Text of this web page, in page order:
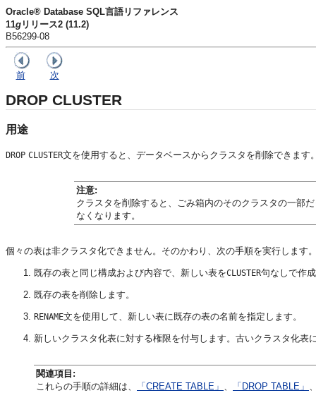
Oracle® Database SQL言語リファレンス
11g リリース2 (11.2)
B56299-08
前 次
DROP CLUSTER
用途
DROP CLUSTER文を使用すると、データベースからクラスタを削除できます
注意:
クラスタを削除すると、ごみ箱内のそのクラスタの一部
なくなります。
個々の表は非クラスタ化できません。そのかわり、次の手順を実行します
既存の表と同じ構成および内容で、新しい表をCLUSTER句なしで作
既存の表を削除します。
RENAME文を使用して、新しい表に既存の表の名前を指定します。
新しいクラスタ化表に対する権限を付与します。古いクラスタ化表
関連項目:
これらの手順の詳細は、
「CREATE TABLE」 、 「DROP TABLE」